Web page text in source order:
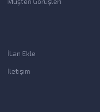
İLan Ekle
İletişim